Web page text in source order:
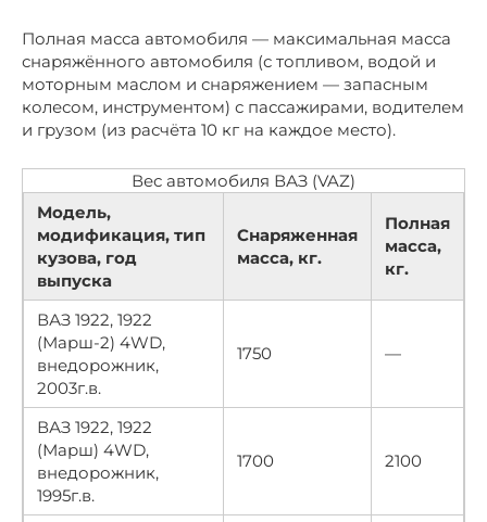
Полная масса автомобиля — максимальная масса
снаряжённого автомобиля (с топливом, водой и
моторным маслом и снаряжением — запасным
колесом, инструментом) с пассажирами, водителем
и грузом (из расчёта 10 кг на каждое место).
Вес автомобиля ВАЗ (VAZ)
Модель,
модификация, тип
кузова, год
выпуска
Снаряженная
масса, кг.
Полная
масса,
кг.
ВАЗ 1922, 1922
(Марш-2) 4WD,
внедорожник,
2003г.в.
1750 —
ВАЗ 1922, 1922
(Марш) 4WD,
внедорожник,
1995г.в.
1700 2100